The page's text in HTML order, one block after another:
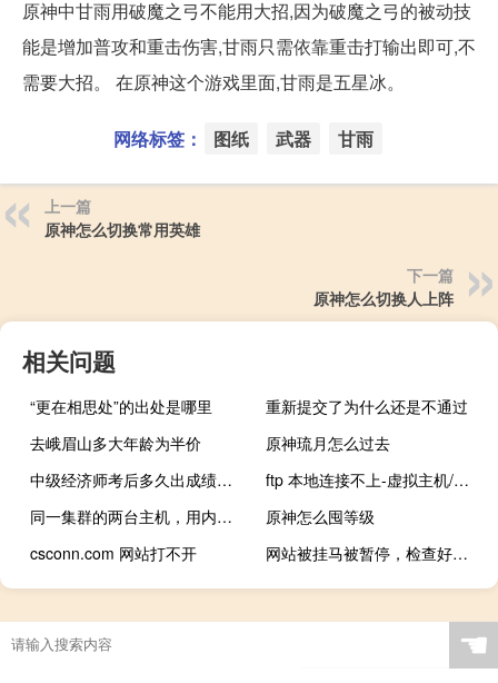
原神中甘雨用破魔之弓不能用大招,因为破魔之弓的被动技
能是增加普攻和重击伤害,甘雨只需依靠重击打输出即可,不
需要大招。 在原神这个游戏里面,甘雨是五星冰。
网络标签： 图纸 武器 甘雨
上一篇
原神怎么切换常用英雄
下一篇
原神怎么切换人上阵
相关问题
“更在相思处”的出处是哪里
重新提交了为什么还是不通过
去峨眉山多大年龄为半价
原神琉月怎么过去
中级经济师考后多久出成绩多久出证书
ftp 本地连接不上-虚拟主机/数据库问题
同一集群的两台主机，用内网IP不能连接
原神怎么囤等级
csconn.com 网站打不开
网站被挂马被暂停，检查好像没发现
☚